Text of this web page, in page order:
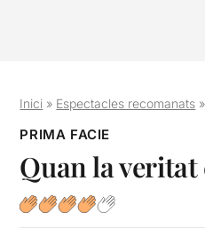
Inici » Espectacles recomanats »
PRIMA FACIE
Quan la